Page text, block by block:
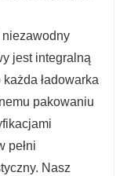
niezawodny
jest integralną
ładowarka
pakowaniu
pełni
Nasz